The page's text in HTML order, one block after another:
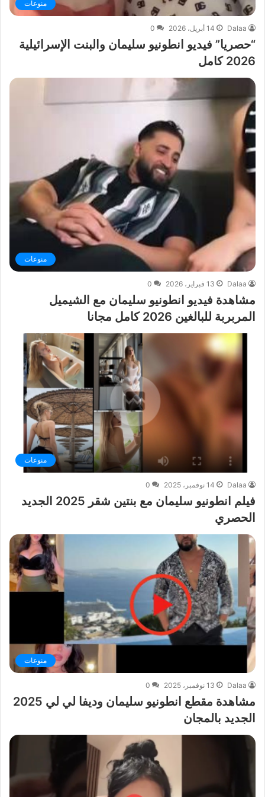
منوعات
Dalaa 14 أبريل، 2026 0
“حصريا” فيديو انطونيو سليمان والبنت الإسرائيلية
2026 كامل
منوعات
Dalaa 13 فبراير، 2026 0
مشاهدة فيديو انطونيو سليمان مع الشيميل
المربربة للبالغين 2026 كامل مجانا
منوعات
Dalaa 14 نوفمبر، 2025 0
فيلم انطونيو سليمان مع بنتين شقر 2025 الجديد
الحصري
منوعات
Dalaa 13 نوفمبر، 2025 0
مشاهدة مقطع انطونيو سليمان وديفا لي لي 2025
الجديد بالمجان